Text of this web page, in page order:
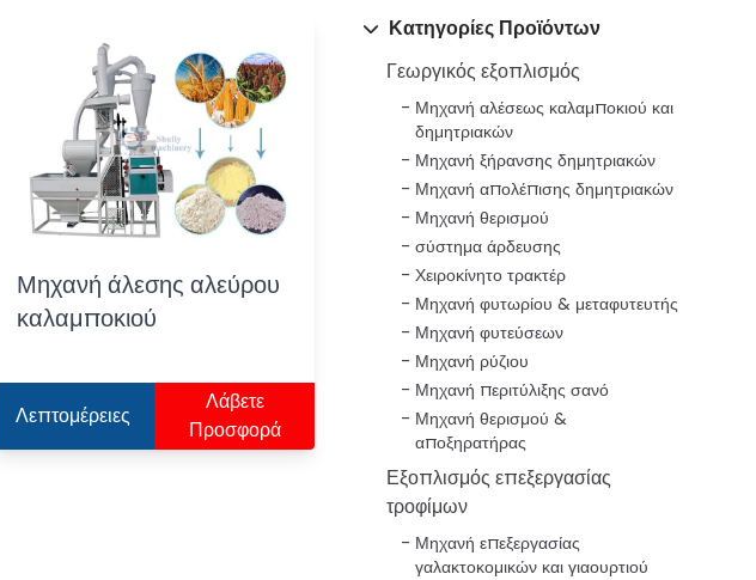
Κατηγορίες Προϊόντων
Γεωργικός εξοπλισμός
Μηχανή αλέσεως καλαμποκιού και
δημητριακών
Μηχανή ξήρανσης δημητριακών
Μηχανή απολέπισης δημητριακών
Μηχανή θερισμού
σύστημα άρδευσης
Χειροκίνητο τρακτέρ
Μηχανή φυτωρίου & μεταφυτευτής
Μηχανή φυτεύσεων
Μηχανή ρύζιου
Μηχανή περιτύλιξης σανό
Μηχανή θερισμού &
αποξηρατήρας
Εξοπλισμός επεξεργασίας
τροφίμων
Μηχανή επεξεργασίας
γαλακτοκομικών και γιαουρτιού
Μηχανή άλεσης αλεύρου
καλαμποκιού
Λεπτομέρειες
Λάβετε
Προσφορά